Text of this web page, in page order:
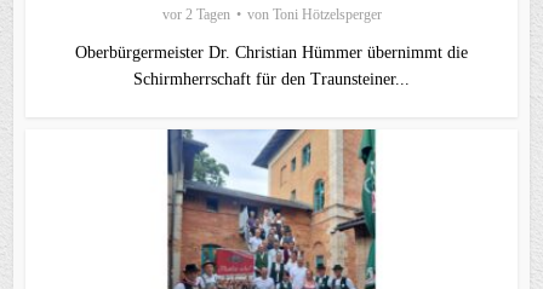
vor 2 Tagen von Toni Hötzelsperger
Oberbürgermeister Dr. Christian Hümmer übernimmt die
Schirmherrschaft für den Traunsteiner...